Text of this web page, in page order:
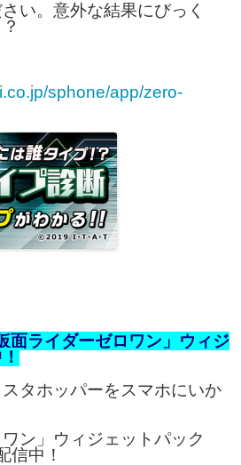
い。意外な結果にびっく
sphone/app/zero-
ライダーゼロワン」ウィジ
タホッパーをスマホにいか
ワン」ウィジェットパック
信中！